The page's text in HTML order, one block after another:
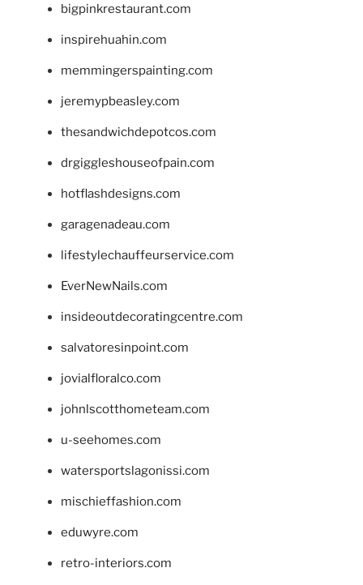
bigpinkrestaurant.com
inspirehuahin.com
memmingerspainting.com
jeremypbeasley.com
thesandwichdepotcos.com
drgiggleshouseofpain.com
hotflashdesigns.com
garagenadeau.com
lifestylechauffeurservice.com
EverNewNails.com
insideoutdecoratingcentre.com
salvatoresinpoint.com
jovialfloralco.com
johnlscotthometeam.com
u-seehomes.com
watersportslagonissi.com
mischieffashion.com
eduwyre.com
retro-interiors.com